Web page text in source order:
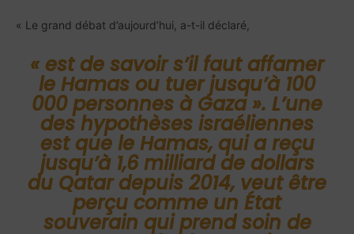
« Le grand débat d’aujourd’hui, a-t-il déclaré,
« est de savoir s’il faut affamer
le Hamas ou tuer jusqu’à 100
000 personnes à Gaza ». L’une
des hypothèses israéliennes
est que le Hamas, qui a reçu
jusqu’à 1,6 milliard de dollars
du Qatar depuis 2014, veut être
perçu comme un État
souverain qui prend soin de